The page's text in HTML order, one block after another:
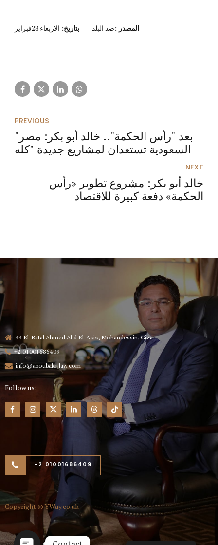
المصدر :صد البلد بتاريخ: الاربعاء 28فبراير
PREVIOUS
"بعد "رأس الحكمة".. خالد أبو بكر: مصر
والسعودية تستعدان لمشاريع جديدة "كله
NEXT
خالد أبو بكر: مشروع تطوير «رأس
الحكمة» دفعة كبيرة للاقتصاد
33 El-Batal Ahmed Abd El-Aziz, Mohandessin, Giza
+2 01001686409
info@aboubakr-law.com
Follow us:
+2 01001686409
Copyright ©YWay.co.uk